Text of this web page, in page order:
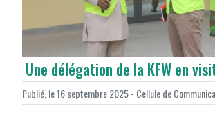
Une délégation de la KFW en
Publié, le 16 septembre 2025 - Cellule de